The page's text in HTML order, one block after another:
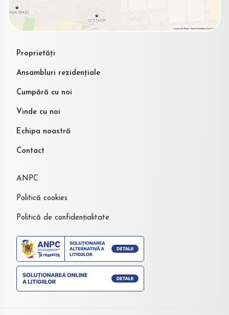
Proprietăți
Ansambluri rezidențiale
Cumpără cu noi
Vinde cu noi
Echipa noastră
Contact
ANPC
Politică cookies
Politică de confidențialitate